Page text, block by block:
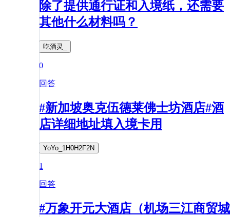
除了提供通行证和入境纸，还需要
其他什么材料吗？
吃酒灵_
0
回答
#新加坡奥克伍德莱佛士坊酒店#酒
店详细地址填入境卡用
YoYo_1H0H2F2N
1
回答
#万象开元大酒店（机场三江商贸城